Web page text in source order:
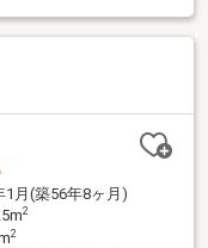
1月(築56年8ヶ月)
2
2